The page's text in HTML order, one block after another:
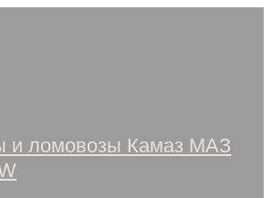
и ломовозы Камаз МАЗ